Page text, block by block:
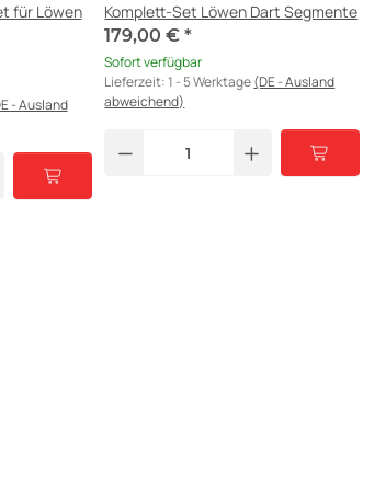
für Löwen
- Ausland
Komplett-Set Löwen Dart Segmente
179,00 €*
Sofort verfügbar
Lieferzeit:1 - 5 Werktage(DE - Ausland
abweichend)